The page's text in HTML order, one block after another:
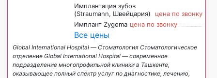
Имплантация зубов
(Straumann, Швейцария)
цена по звонку
Имплант Zygoma цена по звонку
Все цены
Global International Hospital — Стоматология Стоматологическое
отделение Global International Hospital — современное
подразделение многопрофильной клиники в Ташкенте,
оказывающее полный спектр услуг по диагностике, лечению,